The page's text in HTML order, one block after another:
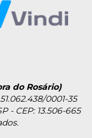
do Rosário)
0001-35
- CEP: 13.506-665